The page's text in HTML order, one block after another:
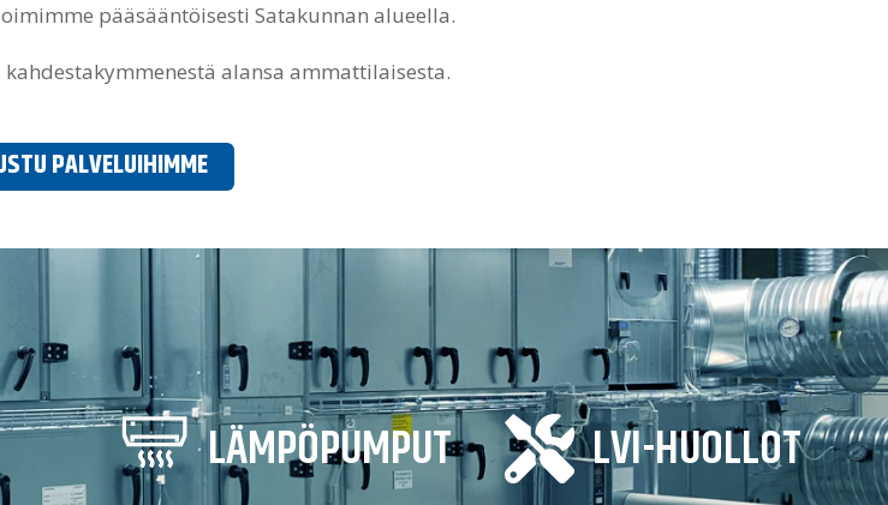
pääsääntöisesti Satakunnan alueella.
alansa ammattilaisesta.
PALVELUIHIMME
LÄMPÖPUMPUT  LVI-HUOLLOT